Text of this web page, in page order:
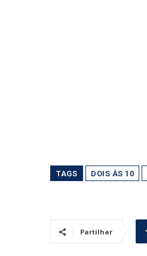
TAGS DOIS ÀS 10
Partilhar